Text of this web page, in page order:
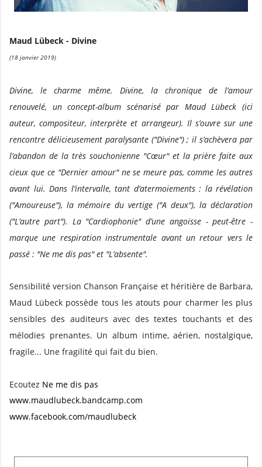
Maud Lübeck - Divine
(18 janvier 2019)
Divine, le charme même. Divine, la chronique de l’amour
renouvelé, un concept-album scénarisé par Maud Lübeck (ici
auteur, compositeur, interprète et arrangeur). Il s’ouvre sur une
rencontre délicieusement paralysante ("Divine") ; il s’achèvera par
l’abandon de la très souchonienne "Cœur" et la prière faite aux
cieux que ce "Dernier amour" ne se meure pas, comme les autres
avant lui. Dans l’intervalle, tant d’atermoiements : la révélation
("Amoureuse"), la mémoire du vertige ("A deux"), la déclaration
("L’autre part"). La "Cardiophonie" d’une angoisse - peut-être -
marque une respiration instrumentale avant un retour vers le
passé : "Ne me dis pas" et "L’absente".
Sensibilité version Chanson Française et héritière de Barbara,
Maud Lübeck possède tous les atouts pour charmer les plus
sensibles des auditeurs avec des textes touchants et des
mélodies prenantes. Un album intime, aérien, nostalgique,
fragile... Une fragilité qui fait du bien.
Ecoutez Ne me dis pas
www.maudlubeck.bandcamp.com
www.facebook.com/maudlubeck